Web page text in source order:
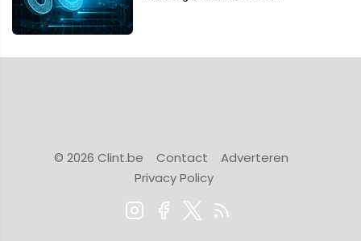
© 2026 Clint.be Contact
Adverteren
Privacy Policy